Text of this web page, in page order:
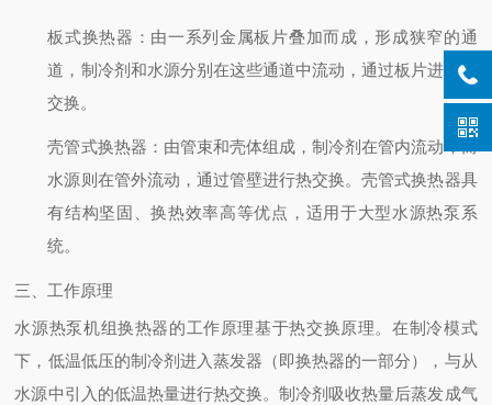
板式换热器 ：由一系列金属板片叠加而成，形成狭窄的通
道，制冷剂和水源分别在这些通道中流动，通过板片进行热
交换。
壳管式换热器 ：由管束和壳体组成，制冷剂在管内流动，而
水源则在管外流动，通过管壁进行热交换。壳管式换热器具
有结构坚固、换热效率高等优点，适用于大型水源热泵系
统。
三、工作原理
水源热泵机组换热器的工作原理基于热交换原理。在制冷模式
下，低温低压的制冷剂进入蒸发器（即换热器的一部分），与从
水源中引入的低温热量进行热交换。制冷剂吸收热量后蒸发成气